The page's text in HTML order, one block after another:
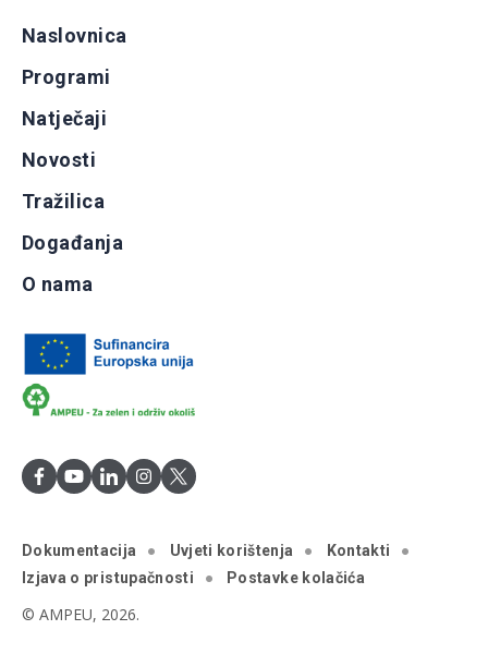
Naslovnica
Programi
Natječaji
Novosti
Tražilica
Događanja
O nama
Dokumentacija Uvjeti korištenja
Kontakti
Izjava o pristupačnosti
Postavke kolačića
© AMPEU, 2026.